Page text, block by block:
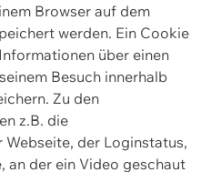
Browser auf dem
werden. Ein Cookie
über einen
Besuch innerhalb
Zu den
z.B. die
der Loginstatus,
an der ein Video geschaut